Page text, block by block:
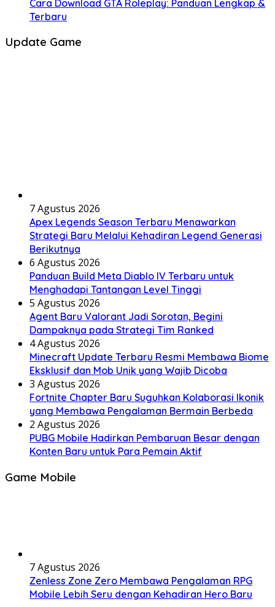
Cara Download GTA Roleplay: Panduan Lengkap &
Terbaru
Update Game
7 Agustus 2026
Apex Legends Season Terbaru Menawarkan
Strategi Baru Melalui Kehadiran Legend Generasi
Berikutnya
6 Agustus 2026
Panduan Build Meta Diablo IV Terbaru untuk
Menghadapi Tantangan Level Tinggi
5 Agustus 2026
Agent Baru Valorant Jadi Sorotan, Begini
Dampaknya pada Strategi Tim Ranked
4 Agustus 2026
Minecraft Update Terbaru Resmi Membawa Biome
Eksklusif dan Mob Unik yang Wajib Dicoba
3 Agustus 2026
Fortnite Chapter Baru Suguhkan Kolaborasi Ikonik
yang Membawa Pengalaman Bermain Berbeda
2 Agustus 2026
PUBG Mobile Hadirkan Pembaruan Besar dengan
Konten Baru untuk Para Pemain Aktif
Game Mobile
7 Agustus 2026
Zenless Zone Zero Membawa Pengalaman RPG
Mobile Lebih Seru dengan Kehadiran Hero Baru